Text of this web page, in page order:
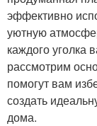
эффективно
уютную
каждого уголка
рассмотрим
помогут вам
создать
дома.